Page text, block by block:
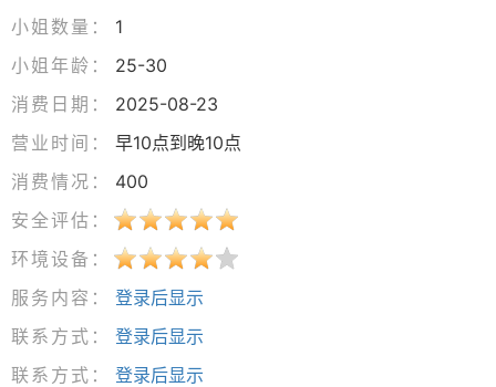
小姐数量：
1
小姐年龄：
25-30
消费日期：
2025-08-23
营业时间：
早10点到晚10点
消费情况：
400
安全评估：
环境设备：
服务内容：
登录后显示
联系方式：
登录后显示
联系方式：
登录后显示